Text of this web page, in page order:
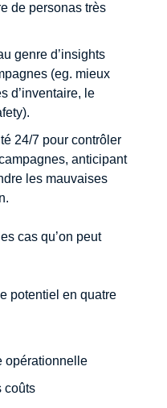
de personas très
genre d’insights
(eg. mieux
d’inventaire, le
24/7 pour contrôler
anticipant
les mauvaises
cas qu’on peut
potentiel en quatre
opérationnelle
coûts